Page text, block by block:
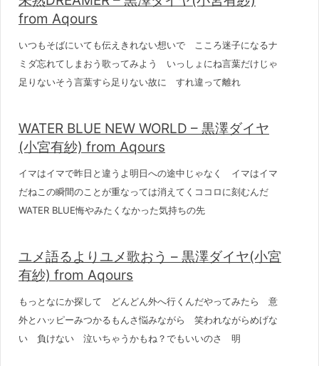
from Aqours
いつもそばにいても伝えきれない想いで こころ迷子になるナ
ミダ忘れてしまおう歌ってみよう いっしょにね言葉だけじゃ
足りないそう言葉すら足りない故に すれ違って離れ
WATER BLUE NEW WORLD – 黒澤ダイヤ
(小宮有紗) from Aqours
イマはイマで昨日と違うよ明日への途中じゃなく イマはイマ
だねこの瞬間のことが重なっては消えてくココロに刻むんだ
WATER BLUE悔やみたくなかった気持ちの先
ユメ語るよりユメ歌おう – 黒澤ダイヤ(小宮
有紗) from Aqours
もっとなにか探して どんどん外へ行くんだやってみたら 意
外とハッピーみつかるもんさ悩みながら 笑われながらめげな
い 負けない 泣いちゃうかもね？でもいいのさ 明